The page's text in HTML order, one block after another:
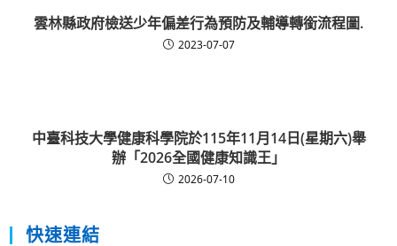
雲林縣政府檢送少年偏差行為預防及輔導轉銜流程圖.
2023-07-07
中臺科技大學健康科學院於115年11月14日(星期六)舉
辦「2026全國健康知識王」
2026-07-10
快速連結